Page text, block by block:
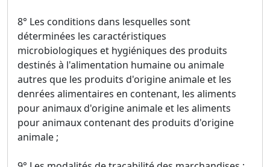
8° Les conditions dans lesquelles sont
déterminées les caractéristiques
microbiologiques et hygiéniques des produits
destinés à l'alimentation humaine ou animale
autres que les produits d'origine animale et les
denrées alimentaires en contenant, les aliments
pour animaux d'origine animale et les aliments
pour animaux contenant des produits d'origine
animale ;